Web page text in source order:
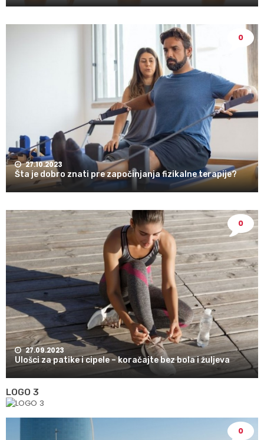
0
27.10.2023
Šta je dobro znati pre započinjanja fizikalne terapije?
0
27.09.2023
Ulošci za patike i cipele – koračajte bez bola i žuljeva
LOGO 3
0